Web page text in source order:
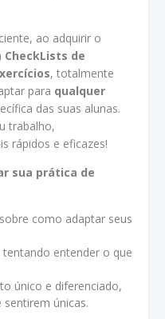
ao adquirir o
CheckLists de
, totalmente
para qualquer
das suas alunas.
trabalho,
rápidos e eficazes!
sua prática de
como adaptar seus
entender o que
único e diferenciado,
sentirem únicas.